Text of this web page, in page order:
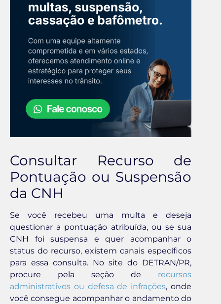
Consultar Recurso de
Pontuação ou Suspensão
da CNH
Se você recebeu uma multa e deseja
questionar a pontuação atribuída, ou se sua
CNH foi suspensa e quer acompanhar o
status do recurso, existem canais específicos
para essa consulta. No site do DETRAN/PR,
procure pela seção de recursos
administrativos ou defesa de infrações, onde
você consegue acompanhar o andamento do